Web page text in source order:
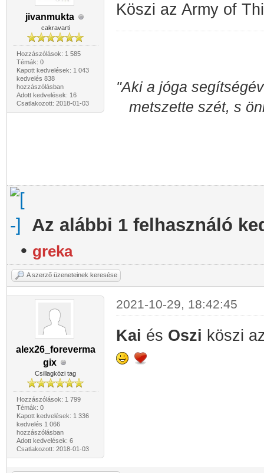
jivanmukta
cakravarti
Hozzászólások: 1 585
Témák: 0
Kapott kedvelések: 1 043
kedvelés 838
hozzászólásban
Adott kedvelések: 16
Csatlakozott: 2018-01-03
Köszi az Army of
"Aki a jóga
metszette szét, s
Az alábbi 1 felhasználó
• greka
A szerző üzeneteinek keresése
alex26_foreverma
gix
Csillagközi tag
Hozzászólások: 1 799
Témák: 0
Kapott kedvelések: 1 336
kedvelés 1 066
hozzászólásban
Adott kedvelések: 6
Csatlakozott: 2018-01-03
2021-10-29, 18:42:45
Kai és Oszi köszi